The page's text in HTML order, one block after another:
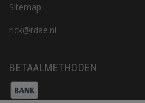
Sitemap
rick@rdae.nl
BETAALMETHODEN